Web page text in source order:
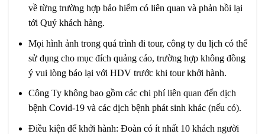
về từng trường hợp bảo hiểm có liên quan và phản hồi lại
tới Quý khách hàng.
Mọi hình ảnh trong quá trình đi tour, công ty du lịch có thể
sử dụng cho mục đích quảng cáo, trường hợp không đồng
ý vui lòng báo lại với HDV trước khi tour khởi hành.
Công Ty không bao gồm các chi phí liên quan đến dịch
bệnh Covid-19 và các dịch bệnh phát sinh khác (nếu có).
Điều kiện để khởi hành: Đoàn có ít nhất 10 khách người